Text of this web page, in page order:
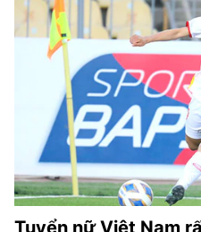
Tuyển nữ Việt Nam